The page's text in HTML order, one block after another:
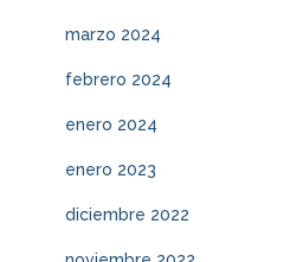
marzo 2024
febrero 2024
enero 2024
enero 2023
diciembre 2022